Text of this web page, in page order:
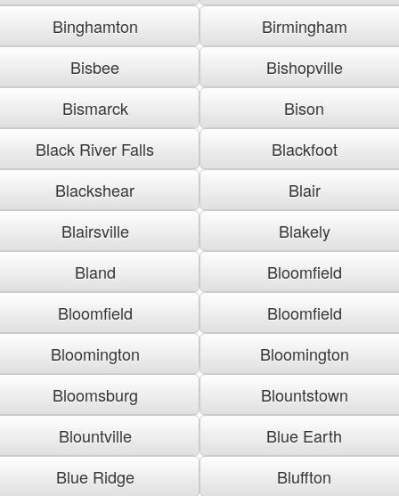
Binghamton
Birmingham
Bisbee
Bishopville
Bismarck
Bison
Black River Falls
Blackfoot
Blackshear
Blair
Blairsville
Blakely
Bland
Bloomfield
Bloomfield
Bloomfield
Bloomington
Bloomington
Bloomsburg
Blountstown
Blountville
Blue Earth
Blue Ridge
Bluffton